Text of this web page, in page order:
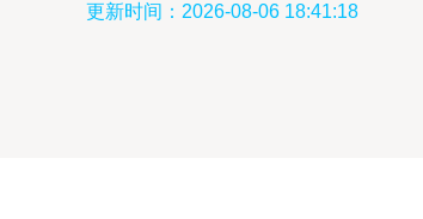
更新时间：2026-08-06 18:41:18